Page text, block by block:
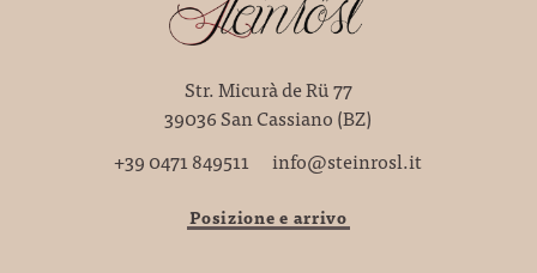
Str. Micurà de Rü 77
39036 San Cassiano (BZ)
+39 0471 849511
info@steinrosl.it
Posizione e arrivo